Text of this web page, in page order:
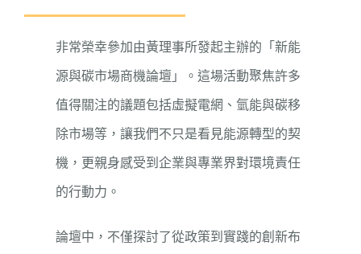
活動成果
文章分享
非常榮幸參加由黃理事所發起主辦的「新能
源與碳市場商機論壇」。這場活動聚焦許多
值得關注的議題包括虛擬電網、氫能與碳移
除市場等，讓我們不只是看見能源轉型的契
機，更親身感受到企業與專業界對環境責任
的行動力。
論壇中，不僅探討了從政策到實踐的創新布